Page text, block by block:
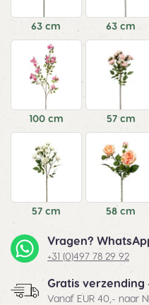
63 cm 63 cm
100 cm 57 cm
57 cm 58 cm
Vragen?
+31 (0)497 78 29 92
Gratis verzending
Vanaf EUR 40,- naar